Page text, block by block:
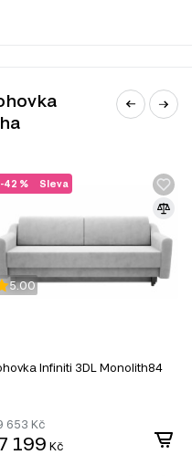
Sleva
-42 %
5.00
Infiniti 3DL Monolith84
653 Kč
199 Kč